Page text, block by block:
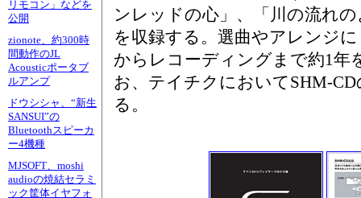
リモコン」などを
公開
zionote、約300時
間動作のJL
Acousticポータブ
ルアンプ
ドウシシャ、“新生
SANSUI”の
Bluetoothスピーカ
ー4機種
MJSOFT、moshi
audioの焼結セラミ
ック筐体イヤフォ
ンレッドの心」、「川の流れ
を収録する。選曲やアレンジ
からレコーディングまで約1年
お、テイチクにおいてSHM-
る。